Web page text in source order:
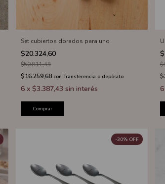
Set cubiertos dorados para uno
$20.324,60
$50.811,49
$16.259,68 con Transferencia o depósito
6 x$3.387,43 sin interés
Comprar
6
-30% OFF